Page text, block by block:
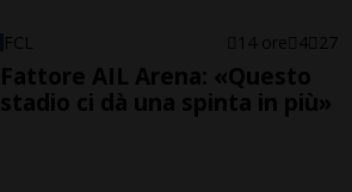
FCL 14 ore 4 27
Fattore AIL Arena: «Questo
stadio ci dà una spinta in più»